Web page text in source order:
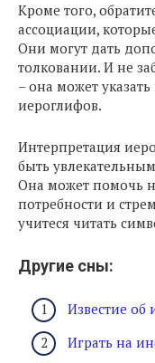
Кроме того,
ассоциации,
Они могут дать
толковании. И не
– она может
иероглифов.
Интерпретация
быть
Она может помочь
потребности и
учитеся читать
Другие сны:
Известие об
Играть на